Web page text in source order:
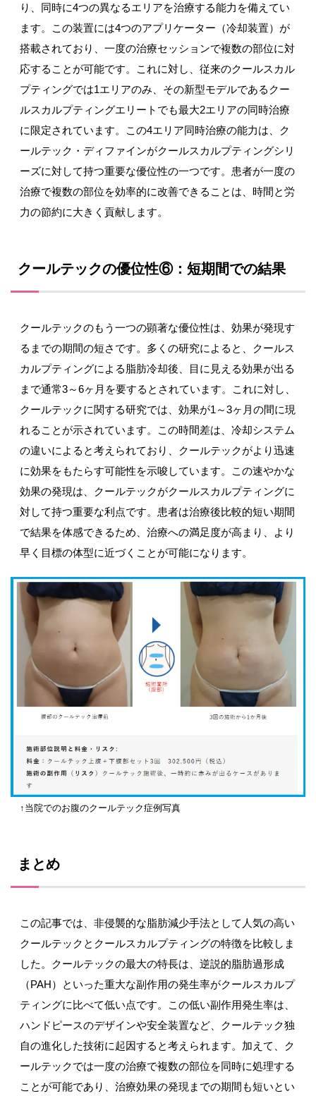
り、同時に4つの異なるエリアを治療する能力を備えてい
ます。この装置には4つのアプリケーター（冷却装置）が
搭載されており、一度の治療セッションで複数の部位に対
応することが可能です。これに対し、従来のクールスカル
プティングでは1エリアのみ、その新型モデルであるクー
ルスカルプティングエリートでも最大2エリアの同時治療
に限定されています。この4エリア同時治療の能力は、ク
ールテック・ディファインがクールスカルプティングシリ
ーズに対して持つ重要な優位性の一つです。患者が一度の
治療で複数の部位を効率的に改善できることは、時間と労
力の節約に大きく貢献します。
クールテックの優位性⑥：短期間での結果
クールテックのもう一つの顕著な優位性は、効果が発現す
るまでの期間の短さです。多くの研究によると、クールス
カルプティングによる脂肪冷却後、目に見える効果が出る
まで通常3～6ヶ月を要するとされています。これに対し、
クールテックに関する研究では、効果が1～3ヶ月の間に現
れることが示されています。この時間差は、冷却システム
の違いによると考えられており、クールテックがより迅速
に効果をもたらす可能性を示唆しています。この速やかな
効果の発現は、クールテックがクールスカルプティングに
対して持つ重要な利点です。患者は治療後比較的短い期間
で結果を体感できるため、治療への満足度が高まり、より
早く目標の体型に近づくことが可能になります。
↑当院でのお腹のクールテック症例写真
まとめ
この記事では、非侵襲的な脂肪減少手法として人気の高い
クールテックとクールスカルプティングの特徴を比較しま
した。クールテックの最大の特長は、逆説的脂肪過形成
（PAH）といった重大な副作用の発生率がクールスカルプ
ティングに比べて低い点です。この低い副作用発生率は、
ハンドピースのデザインや安全装置など、クールテック独
自の進化した技術に起因すると考えられます。加えて、ク
ールテックでは一度の治療で複数の部位を同時に処理する
ことが可能であり、治療効果の発現までの期間も短いとい